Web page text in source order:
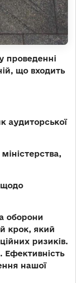
проведенні
що входить
аудиторської
щодо
оборони
крок, який
ризиків.
Ефективність
нашої